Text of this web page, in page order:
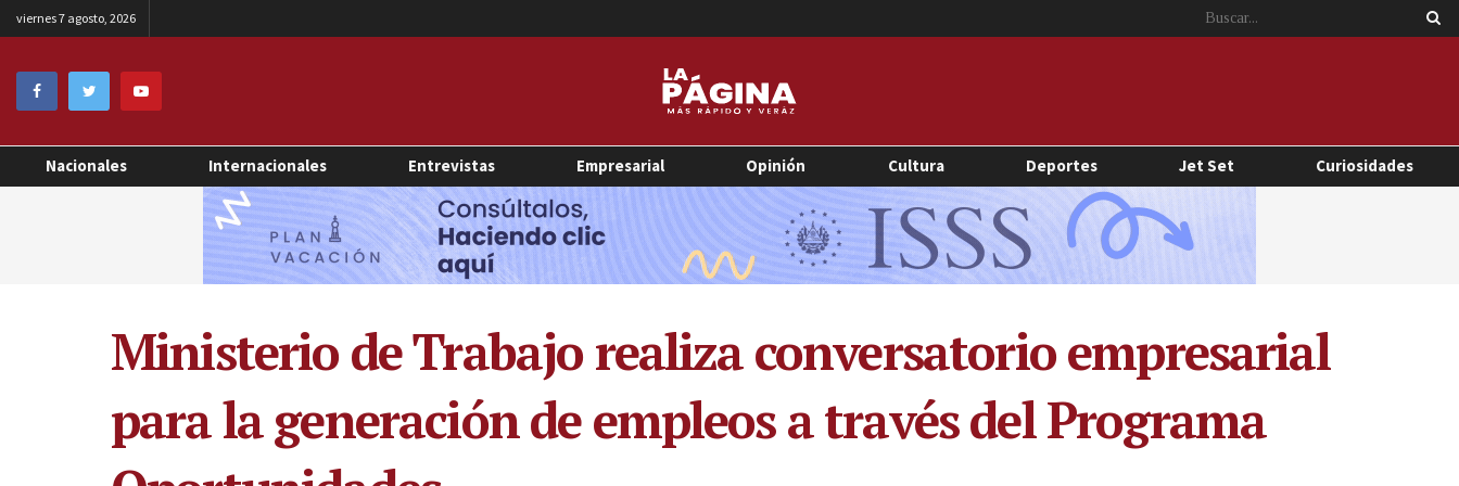
viernes 7 agosto, 2026
Nacionales Internacionales Entrevistas Empresarial Opinión Cultura Deportes Jet Set Curiosidades
Ministerio de Trabajo realiza conversatorio empresarial
para la generación de empleos a través del Programa